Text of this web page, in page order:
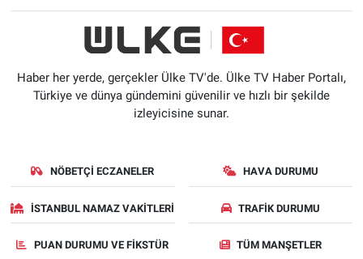
Haber her yerde, gerçekler Ülke TV'de. Ülke TV Haber Portalı,
Türkiye ve dünya gündemini güvenilir ve hızlı bir şekilde
izleyicisine sunar.
NÖBETÇI ECZANELER HAVA DURUMU
İSTANBUL NAMAZ VAKITLERI TRAFIK DURUMU
PUAN DURUMU VE FIKSTÜR TÜM MANŞETLER